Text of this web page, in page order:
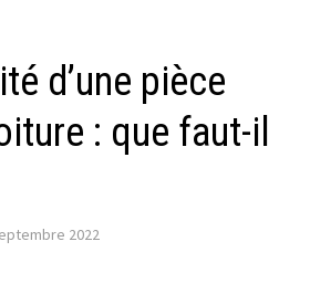
d’une pièce
: que faut-il
2022